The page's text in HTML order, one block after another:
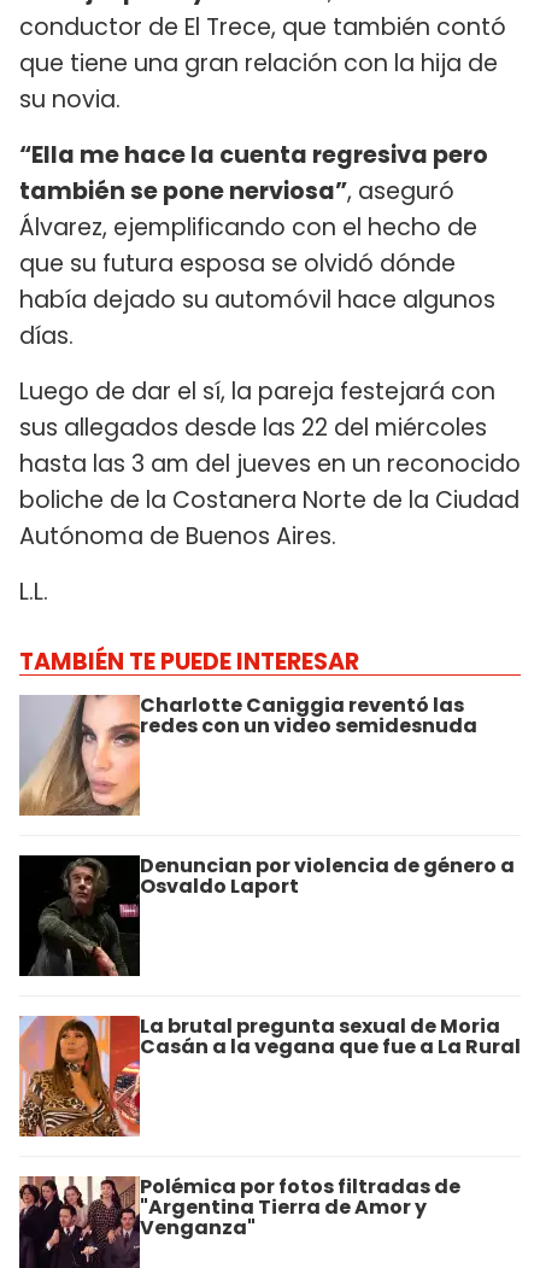
conductor de El Trece, que también contó
que tiene una gran relación con la hija de
su novia.
“Ella me hace la cuenta regresiva pero
también se pone nerviosa”, aseguró
Álvarez, ejemplificando con el hecho de
que su futura esposa se olvidó dónde
había dejado su automóvil hace algunos
días.
Luego de dar el sí, la pareja festejará con
sus allegados desde las 22 del miércoles
hasta las 3 am del jueves en un reconocido
boliche de la Costanera Norte de la Ciudad
Autónoma de Buenos Aires.
L.L.
TAMBIÉN TE PUEDE INTERESAR
Charlotte Caniggia reventó las
redes con un video semidesnuda
Denuncian por violencia de género a
Osvaldo Laport
La brutal pregunta sexual de Moria
Casán a la vegana que fue a La Rural
Polémica por fotos filtradas de
"Argentina Tierra de Amor y
Venganza"